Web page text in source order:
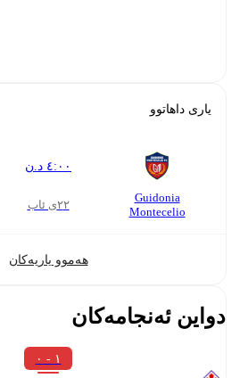
یاری داهاتوو
Guidonia
Montecelio
٤:٠٠ د.ن
هەموو یاریەکان
دواین ئەنجامەکان